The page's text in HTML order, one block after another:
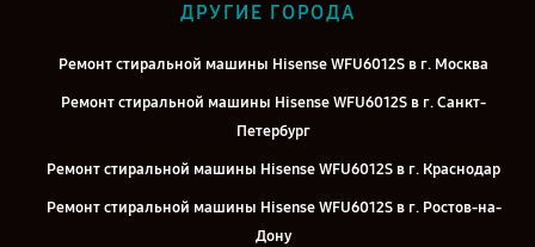
ДРУГИЕ ГОРОДА
Ремонт стиральной машины Hisense WFU6012S в г. Москва
Ремонт стиральной машины Hisense WFU6012S в г. Санкт-
Петербург
Ремонт стиральной машины Hisense WFU6012S в г. Краснодар
Ремонт стиральной машины Hisense WFU6012S в г. Ростов-на-
Дону